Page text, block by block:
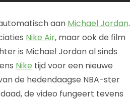
aan Michael Jordan.
Nike Air, maar ook de film
is Michael Jordan al sinds
Nike tijd voor een nieuwe
de hedendaagse NBA-ster
de video fungeert tevens